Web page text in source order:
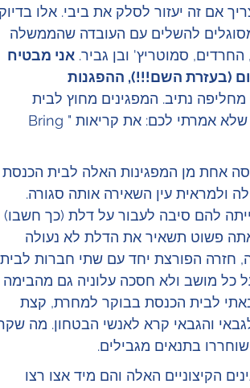
אם זה יעזור לסלק את ביבי. אלו
להשלים עם העובדה שהממשלה
סמוטריץ' ובן גביר. אני מבטיח
בשלום (בעזרת השם!!!), ההפגנות
נתיב. המפגינים מחוץ לבית
הכנסת שלי ימשיכו להטריד את יולי אדלשטיין. אל תגידו שלא אמרתי לכם: את קריאות "Bring
אחת מן המפגינות האלה לבית
ולמראית עין השאירה אותה סגורה.
להם סיבה לעבור על דלת (כך חשבו)
פשוט תשאיר את הדלת לא נעולה
חזרה הפורצת יחד עם שתי חברות
כל מושב ולא חסכה עלוניה גם מהבימה
לבית הכנסת בבוקר למחרת, קצת
לגבאי והגבאי קרא לאנשי הבטחון. מה
הקיצוניים האלה והם מיד אצו רצו